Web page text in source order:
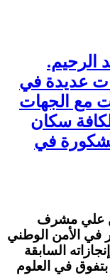
الرحيم.
عديدة في
مع الجهات
سكان
مشكورة في
علي مشرف
في الأمن الوطني
السابقة
في العلوم